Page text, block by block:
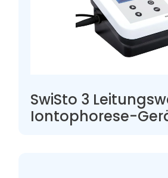
SwiSto 3
Iontophorese-